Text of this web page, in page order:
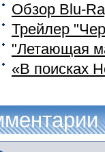
Обзор Blu-
Трейлер
"Летающая
«В поисках